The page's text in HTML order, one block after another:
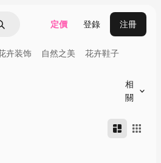
像搜索
尋 定價 登錄 注冊
卉装饰 自然之美 花卉鞋子
相
關